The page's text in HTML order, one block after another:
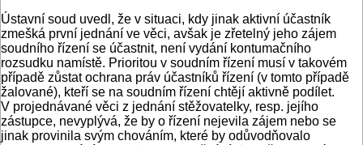
Ústavní soud uvedl, že v situaci, kdy jinak aktivní účastník
zmešká první jednání ve věci, avšak je zřetelný jeho zájem
soudního řízení se účastnit, není vydání kontumačního
rozsudku namístě. Prioritou v soudním řízení musí v takovém
případě zůstat ochrana práv účastníků řízení (v tomto případě
žalované), kteří se na soudním řízení chtějí aktivně podílet.
V projednávané věci z jednání stěžovatelky, resp. jejího
zástupce, nevyplývá, že by o řízení nejevila zájem nebo se
jinak provinila svým chováním, které by odůvodňovalo